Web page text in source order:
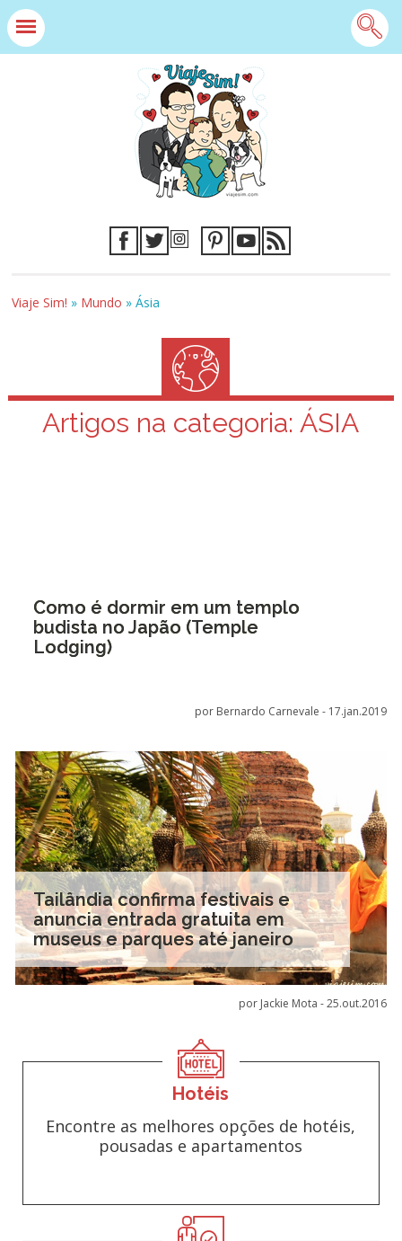
Viaje Sim! » Mundo »Ásia
Artigos na categoria: ÁSIA
Como é dormir em um templo
budista no Japão (Temple
Lodging)
por Bernardo Carnevale - 17.jan.2019
Tailândia confirma festivais e
anuncia entrada gratuita em
museus e parques até janeiro
por Jackie Mota -25.out.2016
Hotéis
Encontre as melhores opções de hotéis,
pousadas e apartamentos